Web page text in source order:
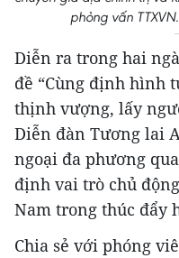
phỏng vấn
Diễn ra trong hai
đề “Cùng định hình
thịnh vượng, lấy
Diễn đàn Tương lai
ngoại đa phương
định vai trò chủ
Nam trong thúc đẩy
Chia sẻ với phóng